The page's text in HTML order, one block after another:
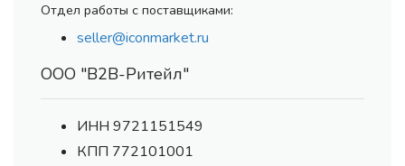
Отдел работы с поставщиками:
seller@iconmarket.ru
ООО "В2В-Ритейл"
ИНН 9721151549
КПП 772101001